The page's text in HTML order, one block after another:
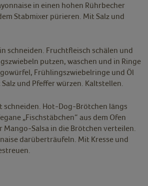
in einen hohen Rührbecher
Stabmixer pürieren. Mit Salz und
schneiden. Fruchtfleisch schälen und
putzen, waschen und in Ringe
Frühlingszwiebelringe und Öl
und Pfeffer würzen. Kaltstellen.
schneiden. Hot-Dog-Brötchen längs
„Fischstäbchen“ aus dem Ofen
Mango-Salsa in die Brötchen verteilen.
darüberträufeln. Mit Kresse und